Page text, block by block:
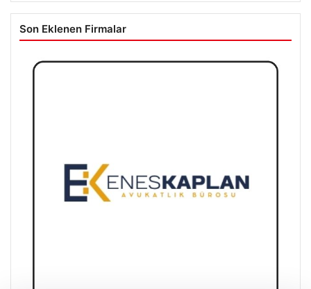
Son Eklenen Firmalar